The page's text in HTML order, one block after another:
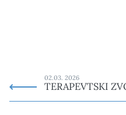
02.03. 2026
TERAPEVTSKI